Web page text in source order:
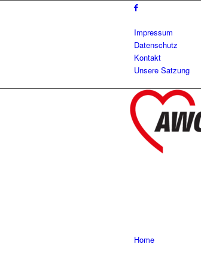
Impressum
Datenschutz
Kontakt
Unsere Satzung
Home